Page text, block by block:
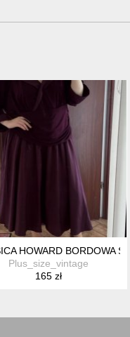
HOWARD BORDOWA
Plus_size_vintage
165 zł